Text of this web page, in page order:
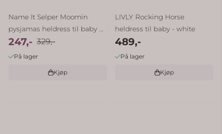
Name It Selper Moomin
pysjamas heldress til baby ...
247,- 329,-
På lager
Kjøp
LIVLY Rocking Horse
heldress til baby - white
489,-
På lager
Kjøp